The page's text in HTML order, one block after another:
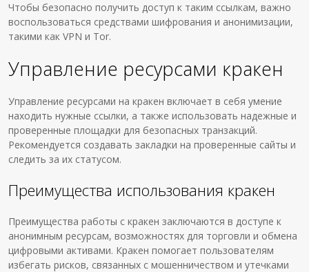
Чтобы безопасно получить доступ к таким ссылкам, важно
воспользоваться средствами шифрования и анонимизации,
такими как VPN и Tor.
Управление ресурсами кракен
Управление ресурсами на кракен включает в себя умение
находить нужные ссылки, а также использовать надежные и
проверенные площадки для безопасных транзакций.
Рекомендуется создавать закладки на проверенные сайты и
следить за их статусом.
Преимущества использования кракен
Преимущества работы с кракен заключаются в доступе к
анонимным ресурсам, возможностях для торговли и обмена
цифровыми активами. Кракен помогает пользователям
избегать рисков, связанных с мошенничеством и утечками